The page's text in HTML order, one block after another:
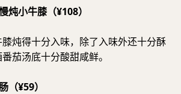
炖小牛膝（¥108）
炖得十分入味，除了入味外还十分酥
茄汤底十分酸甜咸鲜。
（¥59）